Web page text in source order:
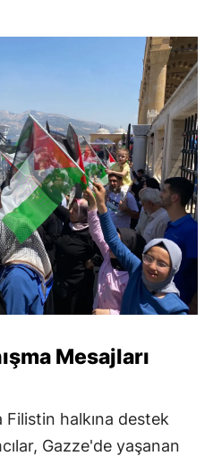
Mesajları
Filistin halkına destek
Gazze'de yaşanan